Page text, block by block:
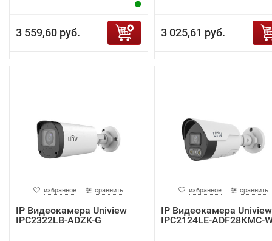
3 559,60 руб. 3 025,61 руб.
избранное сравнить
IP Видеокамера Uniview
IPC2322LB-ADZK-G
избранное сравнить
IP Видеокамера Uniview
IPC2124LE-ADF28KMC-